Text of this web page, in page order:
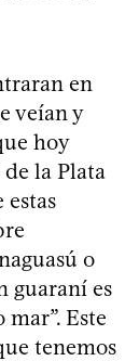
en
veían y
hoy
la Plata
estas
o
guaraní es
Este
tenemos